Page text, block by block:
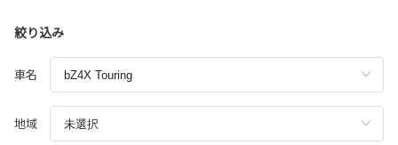
絞り込み
車名
地域